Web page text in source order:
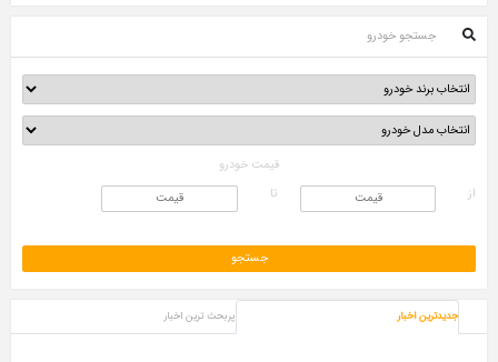
جستجو خودرو
قیمت خودرو
از
تا
جدیدترین اخبار پربحث ترین اخبار